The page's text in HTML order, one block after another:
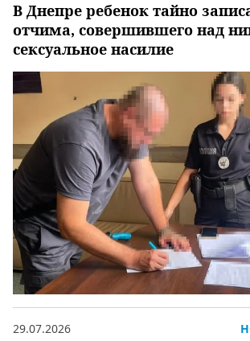
В Днепре ребенок тайно
отчима, совершившего над
сексуальное насилие
29.07.2026